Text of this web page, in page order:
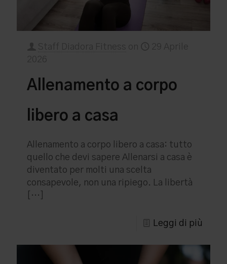
Allenamento a corpo
libero a casa
Allenamento a corpo libero a casa: tutto
quello che devi sapere Allenarsi a casa è
diventato per molti una scelta
consapevole, non una ripiego. La libertà
[…]
Leggi di più